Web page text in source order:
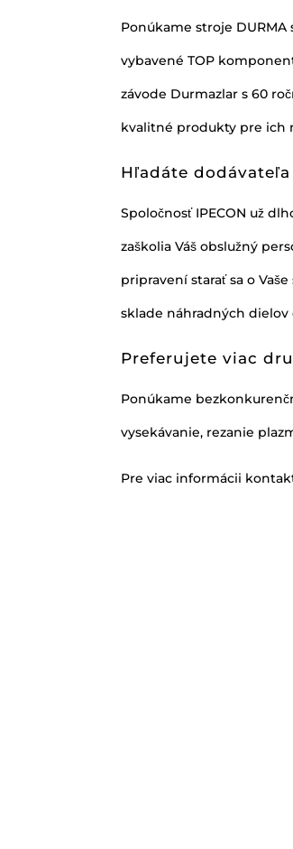
Ponúkame stroje
vybavené TOP
závode Durmazlar s 60
kvalitné produkty pre ich
Hľadáte
Spoločnosť IPECON už
zaškolia Váš obslužný
pripravení starať sa o
sklade náhradných
Preferujete viac
Ponúkame
vysekávanie, rezanie
Pre viac informácii